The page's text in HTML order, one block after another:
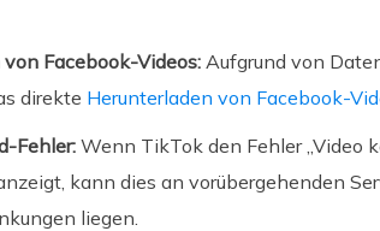
Facebook-Videos: Aufgrund von
direkte Herunterladen von Facebook-
Fehler: Wenn TikTok den Fehler „Video
kann dies an vorübergehenden
liegen.